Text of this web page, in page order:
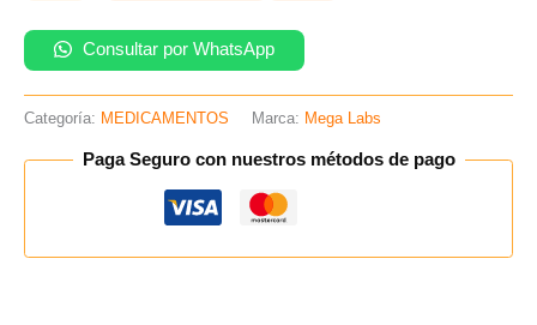
Consultar por WhatsApp
Categoría: MEDICAMENTOS Marca: Mega Labs
Paga Seguro con nuestros métodos de pago